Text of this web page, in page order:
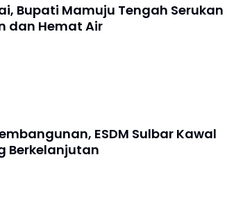
Bupati Mamuju Tengah Serukan
dan Hemat Air
ESDM Sulbar Kawal
Berkelanjutan